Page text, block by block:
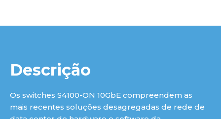
Descrição
Os switches S4100-ON 10GbE compreendem as
mais recentes soluções desagregadas de rede de